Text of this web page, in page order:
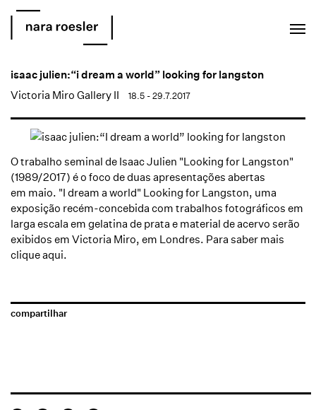
isaac julien:“i dream a world” looking for langston
Victoria Miro Gallery II
18.5 - 29.7.2017
O trabalho seminal de Isaac Julien "Looking for Langston"
(1989/2017) é o foco de duas apresentações abertas
em maio. "I dream a world" Looking for Langston, uma
exposição recém-concebida com trabalhos fotográficos em
larga escala em gelatina de prata e material de acervo serão
exibidos em Victoria Miro, em Londres. Para saber mais
clique aqui.
compartilhar